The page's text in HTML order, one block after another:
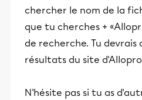
chercher le nom de la
que tu cherches +
de recherche. Tu devrais
résultats du site
N'hésite pas si tu as